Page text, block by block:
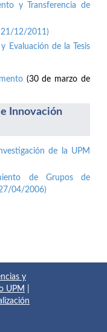
y Transferencia de
21/12/2011)
Evaluación de la Tesis
(30 de marzo de
Innovación
de la UPM
de Grupos de
04/2006)
y
UPM